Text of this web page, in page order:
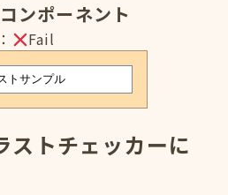
ンポーネント
Fail
ストチェッカーに